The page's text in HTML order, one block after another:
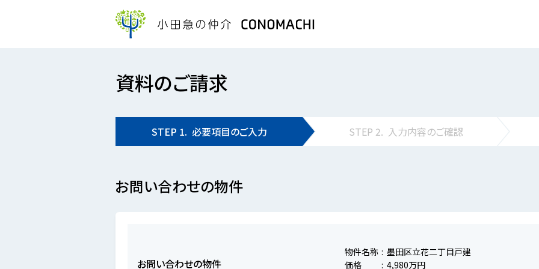
資料のご請求
STEP 1. 必要項目のご入力 STEP 2. 入力内容のご確認
お問い合わせの物件
お問い合わせの物件
物件名称
墨田区立花二丁目戸建
価格
4,980万円